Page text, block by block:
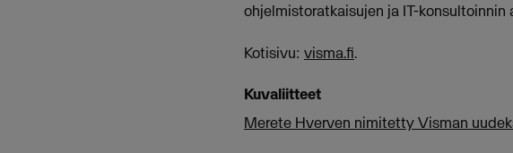
ohjelmistoratkaisujen ja IT-konsultoinnin
Kotisivu: visma.fi.
Kuvaliitteet
Merete Hverven nimitetty Visman